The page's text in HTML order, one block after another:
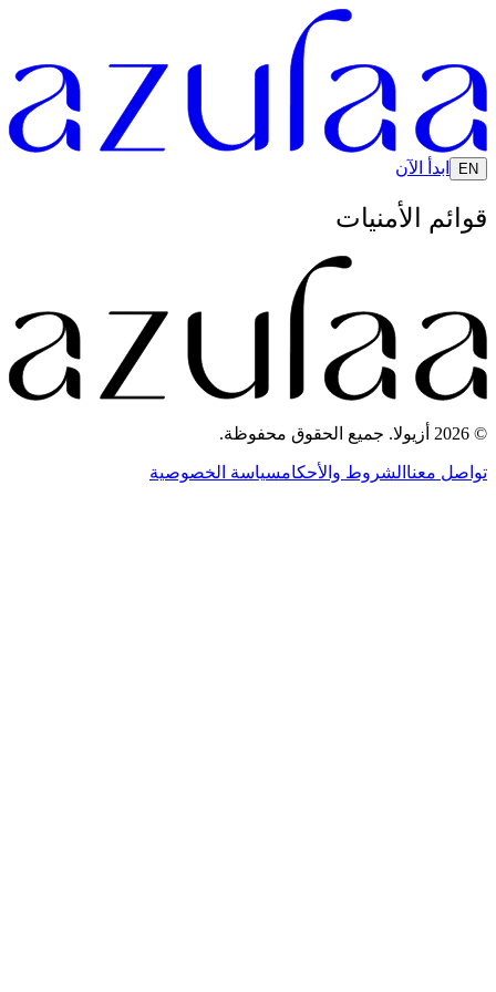
EN ابدأ الآن
قوائم الأمنيات
© 2026 أزيولا. جميع الحقوق محفوظة.
تواصل معنا الشروط والأحكامسياسة الخصوصية